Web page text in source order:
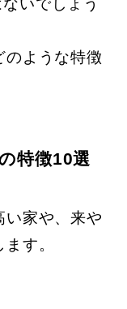
いでしょう
のような特徴
特徴10選
い家や、来や
す。